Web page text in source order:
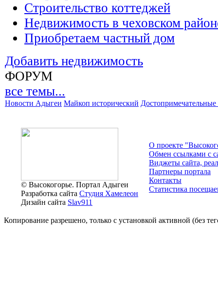
Строительство коттеджей
Недвижимость в чеховском
Приобретаем частный дом
Добавить недвижимость
ФОРУМ
все темы...
Новости Адыгеи Майкоп исторический Достопримечательные
© Высокогорье. Портал Адыгеи
Разработка сайта Студия Хамелеон
Дизайн сайта Slav911
О проекте
Обмен ссылками c
Виджеты сайта,
Партнеры портала
Контакты
Статистика
Копирование разрешено, только с установкой активной (без